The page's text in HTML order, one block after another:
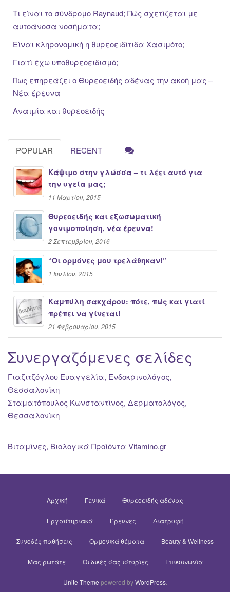
Τι είναι το σύνδρομο Raynaud; Πώς σχετίζεται με
αυτοάνοσα νοσήματα;
Είναι κληρονομική η θυρεοειδίτιδα Χασιμότο;
Γιατί έχω υποθυρεοειδισμό;
Πως επηρεάζει ο Θυρεοειδής αδένας την ακοή μας –
Νέα έρευνα
Αναιμία και θυρεοειδής
POPULAR RECENT
Κάψιμο στην γλώσσα – τι λέει αυτό για
την υγεία μας;
11 Μαρτίου, 2015
Θυρεοειδής και εξωσωματική
γονιμοποίηση, νέα έρευνα!
2 Σεπτεμβρίου, 2016
“Oι ορμόνες μου τρελάθηκαν!”
1 Ιουλίου, 2015
Καμπύλη σακχάρου: πότε, πώς και γιατί
πρέπει να γίνεται!
21 Φεβρουαρίου, 2015
Συνεργαζόμενες σελίδες
Γιαζιτζόγλου Ευαγγελία, Ενδοκρινολόγος,
Θεσσαλονίκη
Σταματόπουλος Κωνσταντίνος, Δερματολόγος,
Θεσσαλονίκη
Βιταμίνες, Βιολογικά Προϊόντα Vitamino.gr
Αρχική Γενικά Θυρεοειδής αδένας
Εργαστηριακά Έρευνες Διατροφή
Συνοδές παθήσεις Ορμονικά θέματα Beauty & Wellness
Μας ρωτάτε Οι δικές σας ιστορίες Επικοινωνία
Unite Theme powered byWordPress.